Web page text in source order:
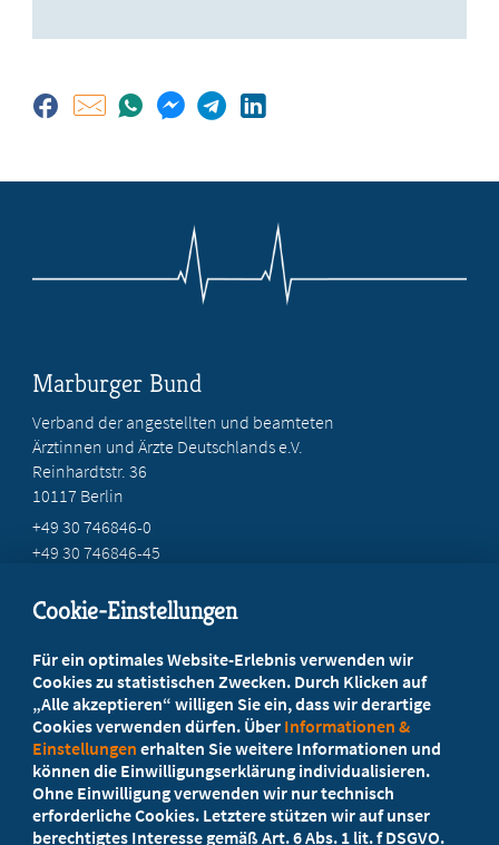
Marburger Bund
Verband der angestellten und beamteten
Ärztinnen und Ärzte Deutschlands e.V.
Reinhardtstr. 36
10117 Berlin
+49 30 746846-0
+49 30 746846-45
Ihr Landesverband berät Sie!
Ansprechpartner
Werden Sie jetzt Mitglied!
Cookie-Einstellungen
Für ein optimales Website-Erlebnis verwenden wir
Cookies zu statistischen Zwecken. Durch Klicken auf
„Alle akzeptieren“ willigen Sie ein, dass wir derartige
Cookies verwenden dürfen. Über Informationen &
Einstellungen erhalten Sie weitere Informationen und
können die Einwilligungserklärung individualisieren.
Ohne Einwilligung verwenden wir nur technisch
erforderliche Cookies. Letztere stützen wir auf unser
berechtigtes Interesse gemäß Art. 6 Abs. 1 lit. f DSGVO.